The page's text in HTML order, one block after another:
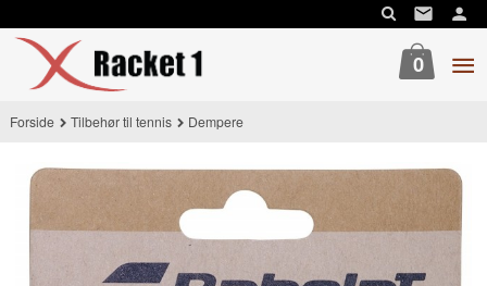
til
innholdet
0
Forside Tilbehør til tennis Dempere